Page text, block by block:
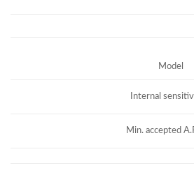
Model
Internal
Min. accepted